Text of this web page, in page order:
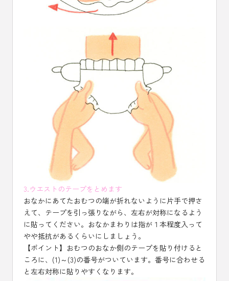
3.ウエストのテープをとめます
おなかにあてたおむつの端が折れないように片手で押さ
えて、テープを引っ張りながら、左右が対称になるよう
に貼ってください。おなかまわりは指が１本程度入って
やや抵抗があるくらいにしましょう。
【ポイント】おむつのおなか側のテープを貼り付けると
ころに、(1)～(3)の番号がついています。番号に合わせる
と左右対称に貼りやすくなります。